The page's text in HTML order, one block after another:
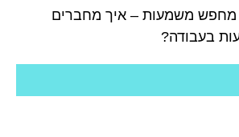
משמעות – איך מחברים
בעבודה?